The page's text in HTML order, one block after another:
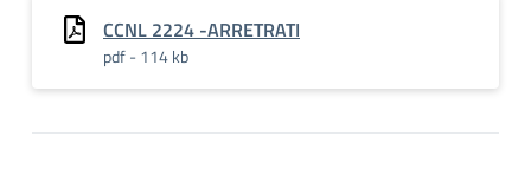
CCNL 2224 -ARRETRATI
pdf - 114 kb